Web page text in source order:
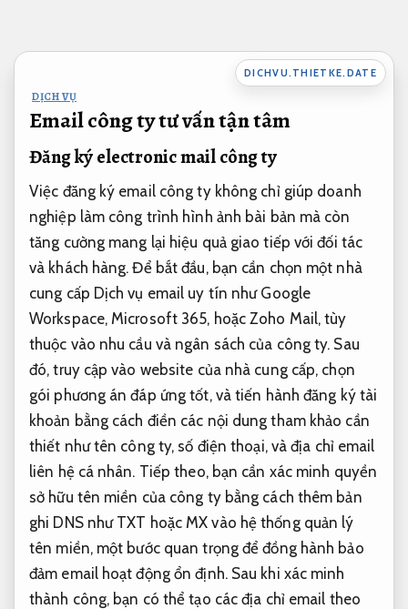
nội
dung
DICHVU.THIETKE.DATE
DỊCH VỤ
Email công ty tư vấn tận tâm
Đăng ký electronic mail công ty
Việc đăng ký email công ty không chỉ giúp doanh
nghiệp làm công trình hình ảnh bài bản mà còn
tăng cường mang lại hiệu quả giao tiếp với đối tác
và khách hàng. Để bắt đầu, bạn cần chọn một nhà
cung cấp Dịch vụ email uy tín như Google
Workspace, Microsoft 365, hoặc Zoho Mail, tùy
thuộc vào nhu cầu và ngân sách của công ty. Sau
đó, truy cập vào website của nhà cung cấp, chọn
gói phương án đáp ứng tốt, và tiến hành đăng ký tài
khoản bằng cách điền các nội dung tham khảo cần
thiết như tên công ty, số điện thoại, và địa chỉ email
liên hệ cá nhân. Tiếp theo, bạn cần xác minh quyền
sở hữu tên miền của công ty bằng cách thêm bản
ghi DNS như TXT hoặc MX vào hệ thống quản lý
tên miền, một bước quan trọng để đồng hành bảo
đảm email hoạt động ổn định. Sau khi xác minh
thành công, bạn có thể tạo các địa chỉ email theo